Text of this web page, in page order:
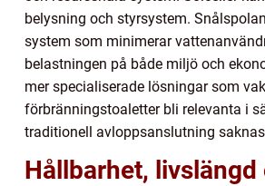
belysning och styrsystem.
system som minimerar
belastningen på både miljö och
mer specialiserade lösningar som
förbränningstoaletter bli relevanta i
traditionell avloppsanslutning
Hållbarhet, livslängd